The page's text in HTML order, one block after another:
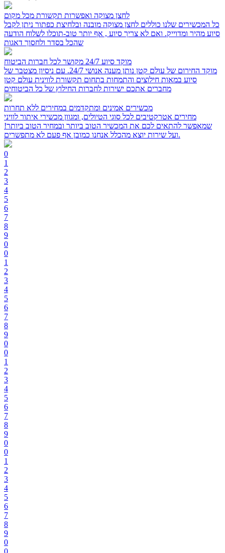
לחצן מצוקה ואפשרות תקשורת מכל מקום
כל המכשירים שלנו כוללים לחצן מצוקה מובנה ובלחיצת כפתור ניתן לקבל
סיוע מהיר ומדוייק. ואם לא צריך סיוע , אף יותר טוב-תוכלו לשלוח הודעה
שהכל בסדר ולחסוך דאגות
מוקד סיוע 24/7 מקושר לכל חברות הביטוח
מוקד החירום של עולם קטן נותן מענה אנושי 24/7. עם ניסיון מצטבר של
סיוע במאות חילוצים והתמחות בתחום תקשורת לווינית עולם קטן
מחברים אתכם ישירות לחברות החילוץ של כל הביטוחים
מכשירים אמינים ומתקדמים במחירים ללא תחרות
מחירים אטרקטיבים לכל סוגי הטיולים, ומגוון מכשירי איתור לוויני
שמאפשר להתאים לכם את המכשיר הטוב ביותר ובמחיר הטוב ביותר!
ועל שירות יוצא מהכלל אנחנו כמובן אף פעם לא מתפשרים.
0
1
2
3
4
5
6
7
8
9
0
0
1
2
3
4
5
6
7
8
9
0
0
1
2
3
4
5
6
7
8
9
0
0
1
2
3
4
5
6
7
8
9
0
0